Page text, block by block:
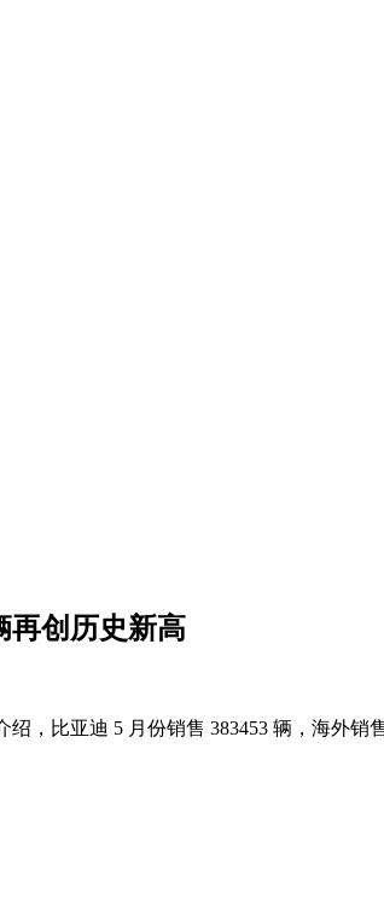
再创历史新高
，比亚迪 5 月份销售 383453 辆，海外